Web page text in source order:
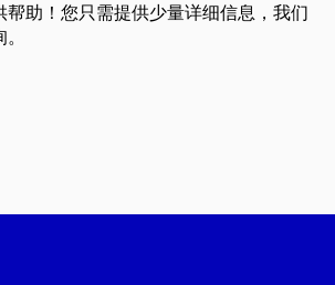
帮助！您只需提供少量详细信息，我们